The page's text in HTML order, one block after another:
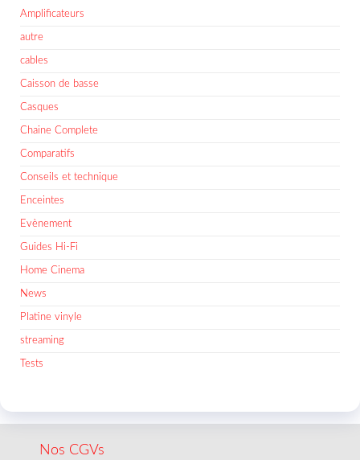
Amplificateurs
autre
cables
Caisson de basse
Casques
Chaine Complete
Comparatifs
Conseils et technique
Enceintes
Evènement
Guides Hi-Fi
Home Cinema
News
Platine vinyle
streaming
Tests
Nos CGVs